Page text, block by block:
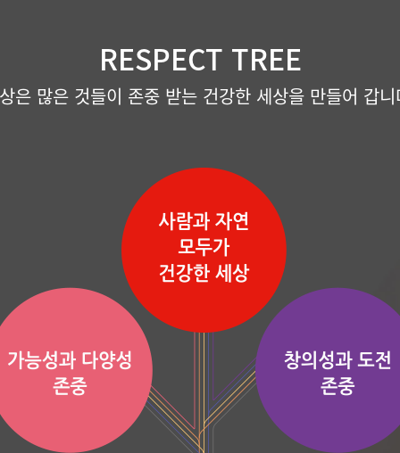
RESPECT TREE
은 많은 것들이 존중 받는 건강한 세상을 만들어 갑